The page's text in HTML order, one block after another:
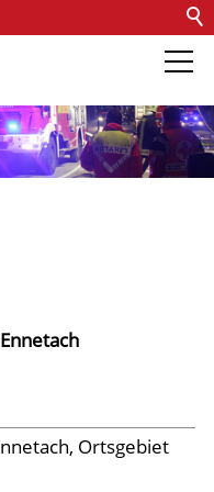
Barrierefreiheit
Ortsgebiet